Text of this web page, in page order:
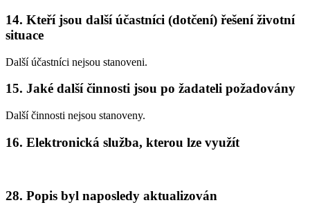
14. Kteří jsou další účastníci (dotčení) řešení životní
situace
Další účastníci nejsou stanoveni.
15. Jaké další činnosti jsou po žadateli požadovány
Další činnosti nejsou stanoveny.
16. Elektronická služba, kterou lze využít
28. Popis byl naposledy aktualizován